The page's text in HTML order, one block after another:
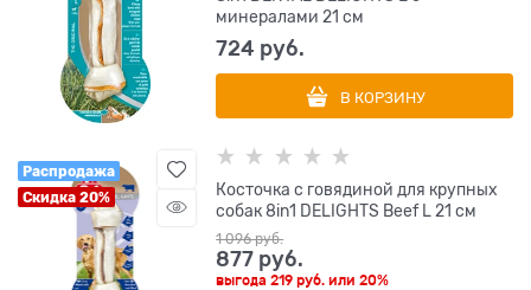
минералами 21 см
724 руб.
В КОРЗИНУ
Распродажа
Скидка 20%
Косточка с говядиной для крупных
собак 8in1 DELIGHTS Beef L 21 см
1 096 руб.
877 руб.
выгода219 руб. или20%